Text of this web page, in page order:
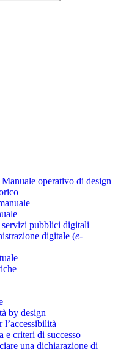
operativo di design
pubblici digitali
digitale (e-
by design
l’accessibilità
e criteri di successo
una dichiarazione di